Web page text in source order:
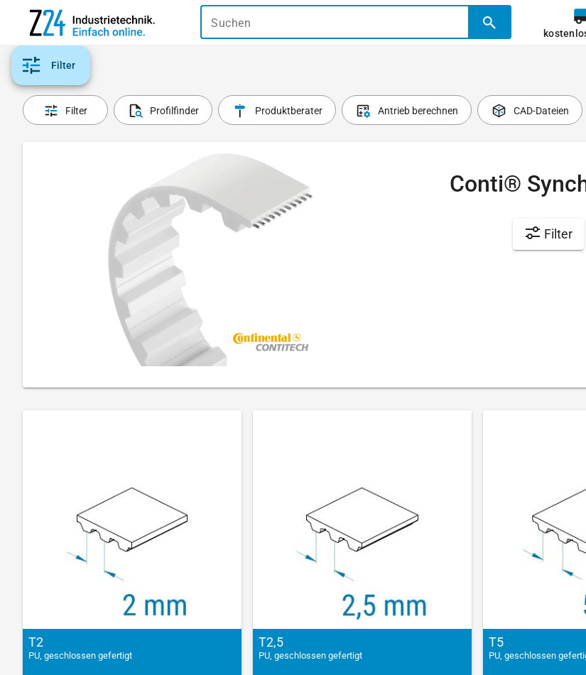
Suchen
Filter
Filter Profilfinder Produktberater Antrieb berechnen CAD-Dateien
Conti®
Filter
T2
PU, geschlossen gefertigt
T2,5
PU, geschlossen gefertigt
T5
PU, geschlossen